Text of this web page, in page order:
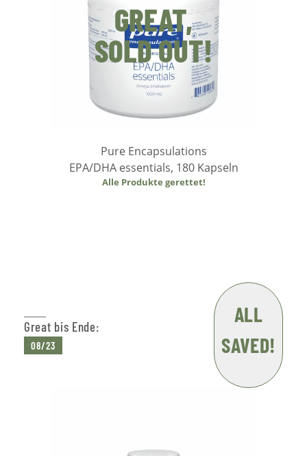
GREAT,
SOLD OUT!
Pure Encapsulations
EPA/DHA essentials, 180 Kapseln
Alle Produkte gerettet!
Great bis Ende:
08/23
ALL
SAVED!